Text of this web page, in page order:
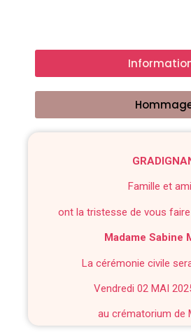
Famille et
ont la tristesse de vous
Madame Sabine
La cérémonie civile
Vendredi 02 MAI
au crématorium de